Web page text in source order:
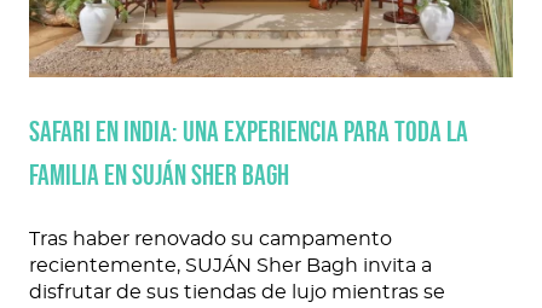
Safari en India: una experiencia para toda la
familia en SUJÁN Sher Bagh
Tras haber renovado su campamento
recientemente, SUJÁN Sher Bagh invita a
disfrutar de sus tiendas de lujo mientras se